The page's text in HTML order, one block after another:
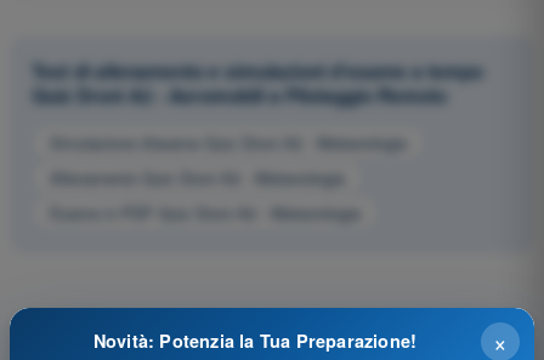
Test di allenamento e simulazioni d'esame a tempo
Quiz Droni A2 - Aeromobili a Pilotaggio Remoto
Simulazione d'esame Quiz Droni A2 - Meteorologia
Allenamento Quiz Droni A2 - Meteorologia
Esame in PDF Quiz Droni A2 - Meteorologia
×
Novità: Potenzia la Tua Preparazione!